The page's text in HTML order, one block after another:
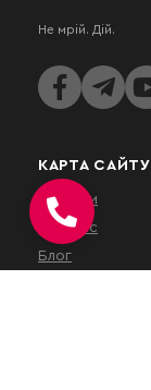
Не мрій. Дій.
КАРТА САЙТУ
Послуги
Про нас
Блог